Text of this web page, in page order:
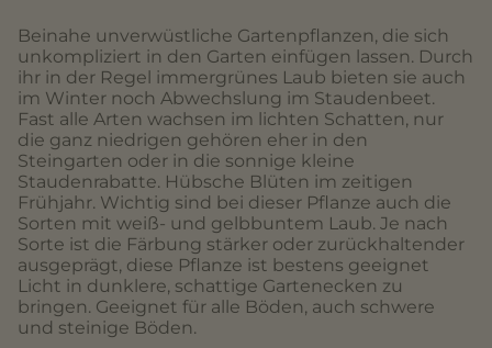
Beinahe unverwüstliche Gartenpflanzen, die sich
unkompliziert in den Garten einfügen lassen. Durch
ihr in der Regel immergrünes Laub bieten sie auch
im Winter noch Abwechslung im Staudenbeet.
Fast alle Arten wachsen im lichten Schatten, nur
die ganz niedrigen gehören eher in den
Steingarten oder in die sonnige kleine
Staudenrabatte. Hübsche Blüten im zeitigen
Frühjahr. Wichtig sind bei dieser Pflanze auch die
Sorten mit weiß- und gelbbuntem Laub. Je nach
Sorte ist die Färbung stärker oder zurückhaltender
ausgeprägt, diese Pflanze ist bestens geeignet
Licht in dunklere, schattige Gartenecken zu
bringen. Geeignet für alle Böden, auch schwere
und steinige Böden.